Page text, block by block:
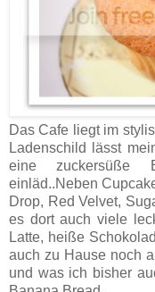
Das Cafe liegt im
Ladenschild lässt
eine zuckersüße
einläd..Neben
Drop, Red Velvet,
es dort auch viele
Latte, heiße
auch zu Hause noch
und was ich bisher